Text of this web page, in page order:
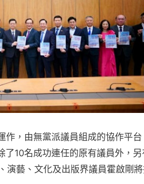
作，由無黨派議員組成的協作平台
了10名成功連任的原有議員外，
演藝、文化及出版界議員霍啟剛